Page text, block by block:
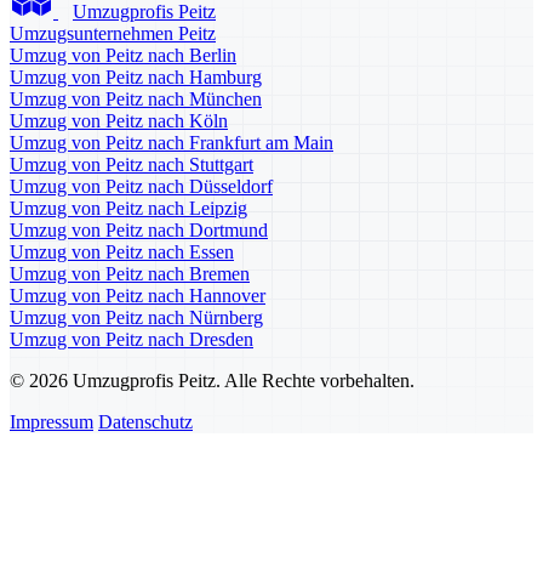
Umzugprofis Peitz
Umzugsunternehmen Peitz
Umzug von Peitz nach Berlin
Umzug von Peitz nach Hamburg
Umzug von Peitz nach München
Umzug von Peitz nach Köln
Umzug von Peitz nach Frankfurt am Main
Umzug von Peitz nach Stuttgart
Umzug von Peitz nach Düsseldorf
Umzug von Peitz nach Leipzig
Umzug von Peitz nach Dortmund
Umzug von Peitz nach Essen
Umzug von Peitz nach Bremen
Umzug von Peitz nach Hannover
Umzug von Peitz nach Nürnberg
Umzug von Peitz nach Dresden
© 2026 Umzugprofis Peitz. Alle Rechte vorbehalten.
Impressum Datenschutz